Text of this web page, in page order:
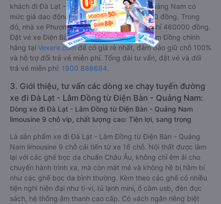
khách đi Đà Lạt - Lâm Đồng từ Điện Bàn - Quảng Nam có
mức giá dao động từ 460000 đồng - 700000 đồng. Trong
đó, nhà xe Phương Trang có giá vé rẻ nhất, chỉ 460000 đồng.
Đặt vé xe Điện Bàn - Quảng Nam Đà Lạt - Lâm Đồng chính
hãng tại Vexere.comđể có giá rẻ nhất, đảm bảo giữ chỗ 100%
và hỗ trợ đổi trả vé miễn phí. Tổng đài tư vấn, đặt vé và đổi
trả vé miễn phí: 1900 888684.
3. Giới thiệu, tư vấn các dòng xe chạy tuyến đường
xe đi Đà Lạt - Lâm Đồng từ Điện Bàn - Quảng Nam:
Dòng xe đi Đà Lạt - Lâm Đồng từ Điện Bàn - Quảng Nam
limousine 9 chỗ vip, chất lượng cao: Tiện lợi, sang trọng
Là sản phẩm xe đi Đà Lạt - Lâm Đồng từ Điện Bàn - Quảng
Nam limousine 9 chỗ cải tiến từ xe 16 chỗ. Nội thất được làm
lại với các ghế bọc da chuẩn Châu Âu, không chỉ êm ái cho
chuyến hành trình xa, mà còn mát mẻ và không hề bị hầm bí
như các ghế bọc da bình thường. Kèm theo các ghế có nhiều
tiện nghi hiện đại như ti-vi, tủ lạnh mini, ổ cắm usb, đèn đọc
sách, hệ thống âm thanh cao cấp. Có vách ngăn riêng biệt